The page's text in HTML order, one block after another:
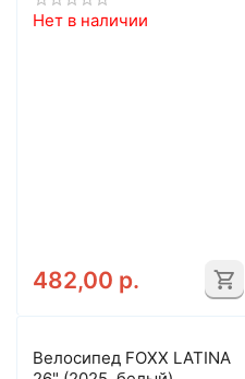
Нет в наличии
482,00 р.
Велосипед FOXX LATINA